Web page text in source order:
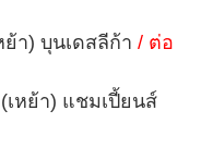
ย้า) บุนเดสลีก้า / ต่อ
เหย้า) แชมเปี้ยนส์